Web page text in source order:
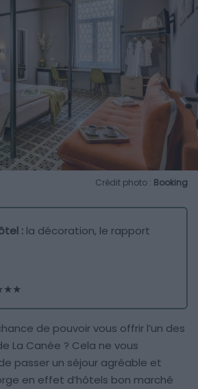
Crédit photo : Booking
: la décoration, le rapport
de pouvoir vous offrir l’un des
La Canée ? Cela ne vous
passer un séjour agréable et
en effet d’hôtels bon marché